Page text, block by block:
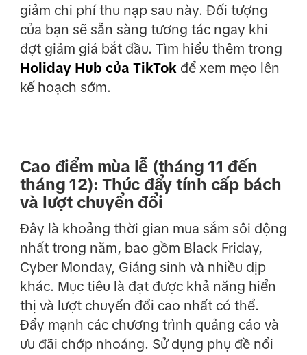
giảm chi phí thu nạp sau này. Đối tượng
của bạn sẽ sẵn sàng tương tác ngay khi
đợt giảm giá bắt đầu. Tìm hiểu thêm trong
Holiday Hub của TikTok để xem mẹo lên
kế hoạch sớm.
Cao điểm mùa lễ (tháng 11 đến
tháng 12): Thúc đẩy tính cấp bách
và lượt chuyển đổi
Đây là khoảng thời gian mua sắm sôi động
nhất trong năm, bao gồm Black Friday,
Cyber Monday, Giáng sinh và nhiều dịp
khác. Mục tiêu là đạt được khả năng hiển
thị và lượt chuyển đổi cao nhất có thể.
Đẩy mạnh các chương trình quảng cáo và
ưu đãi chớp nhoáng. Sử dụng phụ đề nổi